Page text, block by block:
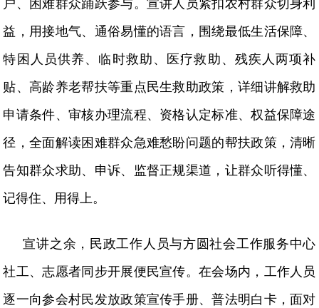
户、困难群众踊跃参与。宣讲人员紧扣农村群众切身利
益，用接地气、通俗易懂的语言，围绕最低生活保障、
特困人员供养、临时救助、医疗救助、残疾人两项补
贴、高龄养老帮扶等重点民生救助政策，详细讲解救助
申请条件、审核办理流程、资格认定标准、权益保障途
径，全面解读困难群众急难愁盼问题的帮扶政策，清晰
告知群众求助、申诉、监督正规渠道，让群众听得懂、
记得住、用得上。
宣讲之余，民政工作人员与方圆社会工作服务中心
社工、志愿者同步开展便民宣传。在会场内，工作人员
逐一向参会村民发放政策宣传手册、普法明白卡，面对